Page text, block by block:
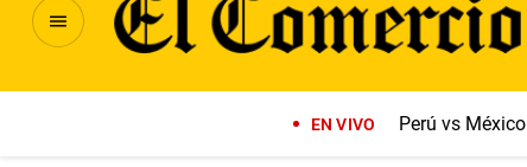
EN VIVO Perú vs México